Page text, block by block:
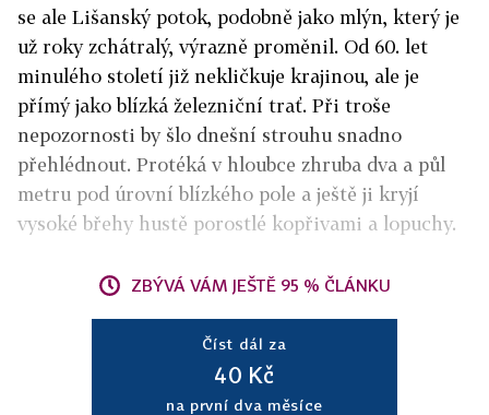
se ale Lišanský potok, podobně jako mlýn, který je
už roky zchátralý, výrazně proměnil. Od 60. let
minulého století již nekličkuje krajinou, ale je
přímý jako blízká železniční trať. Při troše
nepozornosti by šlo dnešní strouhu snadno
přehlédnout. Protéká v hloubce zhruba dva a půl
metru pod úrovní blízkého pole a ještě ji kryjí
vysoké břehy hustě porostlé kopřivami a lopuchy.
ZBÝVÁ VÁM JEŠTĚ 95 % ČLÁNKU
Číst dál za
40 Kč
na první dva měsíce